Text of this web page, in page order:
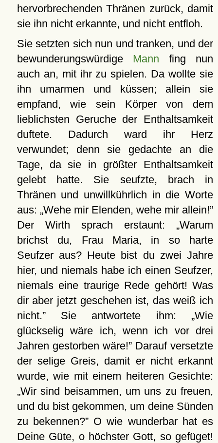
hervorbrechenden Thränen zurück, damit
sie ihn nicht erkannte, und nicht entfloh.
Sie setzten sich nun und tranken, und der
bewunderungswürdige Mann fing nun
auch an, mit ihr zu spielen. Da wollte sie
ihn umarmen und küssen; allein sie
empfand, wie sein Körper von dem
lieblichsten Geruche der Enthaltsamkeit
duftete. Dadurch ward ihr Herz
verwundet; denn sie gedachte an die
Tage, da sie in größter Enthaltsamkeit
gelebt hatte. Sie seufzte, brach in
Thränen und unwillkührlich in die Worte
aus: Wehe mir Elenden, wehe mir allein!
Der Wirth sprach erstaunt:
Warum
brichst du, Frau Maria, in so harte
Seufzer aus? Heute bist du zwei Jahre
hier, und niemals habe ich einen Seufzer,
niemals eine traurige Rede gehört! Was
dir aber jetzt geschehen ist, das weiß ich
nicht. Sie antwortete ihm:
Wie
glückselig wäre ich, wenn ich vor drei
Jahren gestorben wäre! Darauf versetzte
der selige Greis, damit er nicht erkannt
wurde, wie mit einem heiteren Gesichte:
Wir sind beisammen, um uns zu freuen,
und du bist gekommen, um deine Sünden
zu bekennen?
O wie wunderbar hat es
Deine Güte, o höchster Gott, so gefüget!